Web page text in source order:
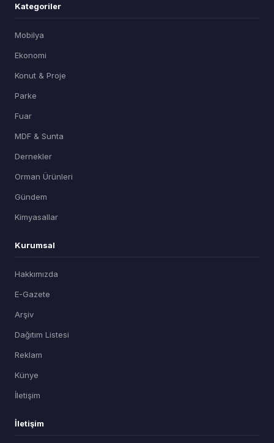
Kategoriler
Mobilya
Ekonomi
Konut & Proje
Parke
Fuar
MDF & Sunta
Dernekler
Orman Ürünleri
Gündem
Kimyasallar
Kurumsal
Hakkımızda
E-Gazete
Arşiv
Dağıtım Listesi
Reklam
Künye
İletişim
İletişim